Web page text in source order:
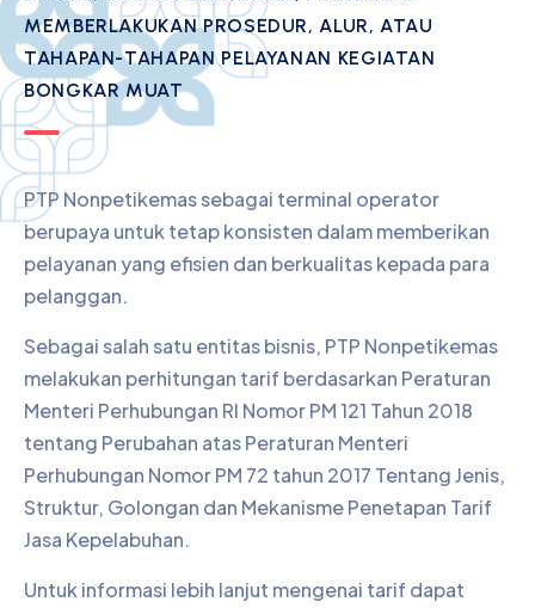
MEMBERLAKUKAN PROSEDUR, ALUR, ATAU
TAHAPAN-TAHAPAN PELAYANAN KEGIATAN
BONGKAR MUAT
PTP Nonpetikemas sebagai terminal operator
berupaya untuk tetap konsisten dalam memberikan
pelayanan yang efisien dan berkualitas kepada para
pelanggan.
Sebagai salah satu entitas bisnis, PTP Nonpetikemas
melakukan perhitungan tarif berdasarkan Peraturan
Menteri Perhubungan RI Nomor PM 121 Tahun 2018
tentang Perubahan atas Peraturan Menteri
Perhubungan Nomor PM 72 tahun 2017 Tentang Jenis,
Struktur, Golongan dan Mekanisme Penetapan Tarif
Jasa Kepelabuhan.
Untuk informasi lebih lanjut mengenai tarif dapat